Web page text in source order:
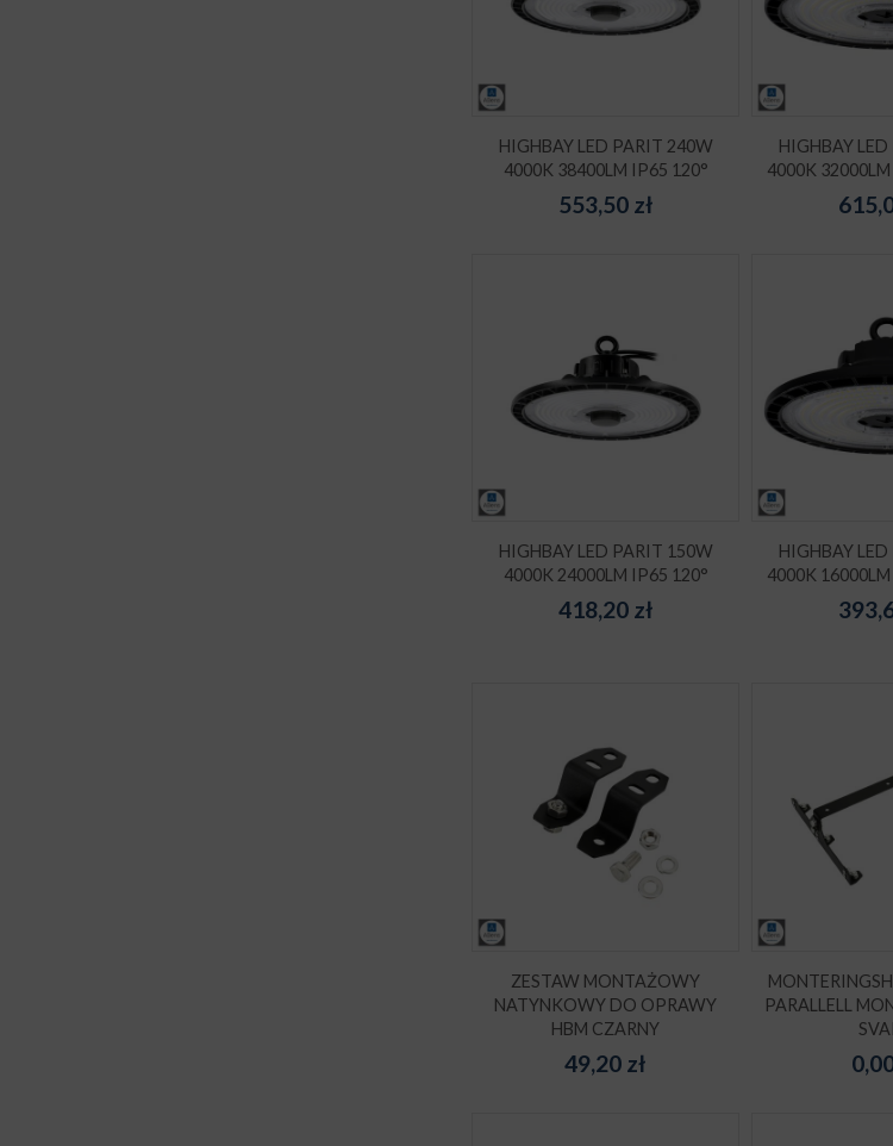
HIGHBAY LED PARIT 240W
4000K 38400LM IP65 120°
553,50zł
HIGHBAY
4000K
HIGHBAY LED PARIT 150W
4000K 24000LM IP65 120°
418,20zł
HIGHBAY
4000K
ZESTAW MONTAŻOWY
NATYNKOWY DO OPRAWY
HBM CZARNY
49,20 zł
PARALLELL